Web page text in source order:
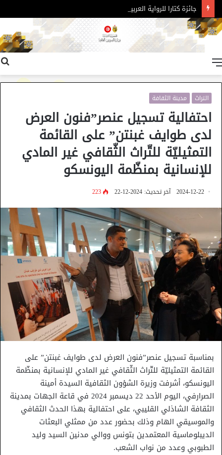
جائزة كتارا للرواية العربية – الدورة 11
التراث مدينة الثقافة
احتفالية تسجيل عنصر”فنون العرض
لدى طوايف غبنتن” على القائمة
التمثيليّة للتّراث الثّقافي غير المادي
للإنسانية بمنظّمة اليونسكو
2024-12-22 آخر تحديث: 2024-12-22 223
بمناسبة تسجيل عنصر”فنون العرض لدى طوايف غبنتن” على
القائمة التمثيليّة للتّراث الثّقافي غير المادي للإنسانية بمنظّمة
اليونسكو، أشرفت وزيرة الشؤون الثقافية السيدة أمينة
الصرارفي، اليوم الأحد 22 ديسمبر 2024 في قاعة الجهات بمدينة
الثقافة الشاذلي القليبي، على احتفالية بهذا الحدث الثقافي
والموسيقي الهام وذلك بحضور عدد من ممثلي البعثات
الديبلوماسية المعتمدين بتونس ووالي مدنين السيد وليد
الطبوبي وعدد من نواب الشعب.